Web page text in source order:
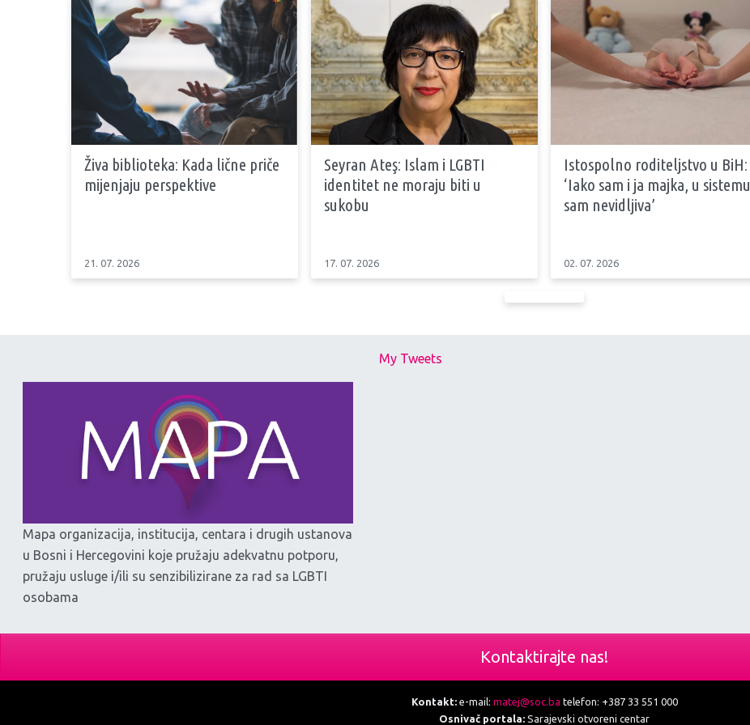
Živa biblioteka: Kada lične priče
mijenjaju perspektive
21. 07. 2026
Seyran Ateş: Islam i LGBTI
identitet ne moraju biti u
sukobu
17. 07. 2026
Istospolno roditeljstvo u BiH:
‘Iako sam i ja majka, u sistemu
sam nevidljiva’
02. 07. 2026
Mapa organizacija, institucija, centara i drugih ustanova
u Bosni i Hercegovini koje pružaju adekvatnu potporu,
pružaju usluge i/ili su senzibilizirane za rad sa LGBTI
osobama
My Tweets
Kontaktirajte nas!
Kontakt:e-mail: matej@soc.ba telefon: +387 33 551 000
Osnivač portala: Sarajevski otvoreni centar